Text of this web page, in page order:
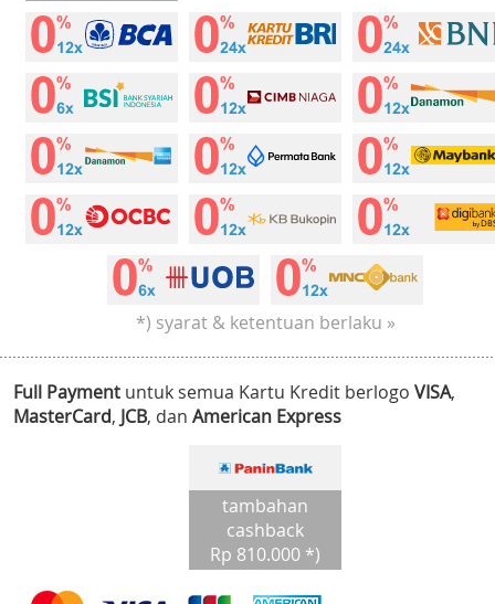
*) syarat & ketentuan berlaku »
Full Payment untuk semua Kartu Kredit berlogo VISA,
MasterCard, JCB, dan American Express
tambahan
cashback
Rp 810.000 *)